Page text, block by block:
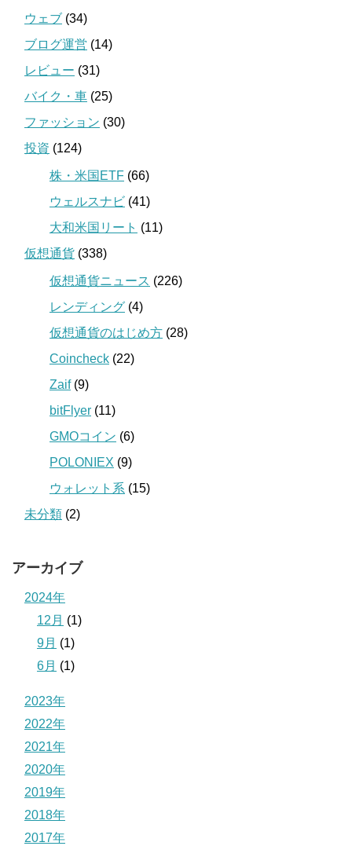
ウェブ (34)
ブログ運営 (14)
レビュー (31)
バイク・車 (25)
ファッション (30)
投資 (124)
株・米国ETF (66)
ウェルスナビ (41)
大和米国リート (11)
仮想通貨 (338)
仮想通貨ニュース (226)
レンディング (4)
仮想通貨のはじめ方 (28)
Coincheck (22)
Zaif(9)
bitFlyer (11)
GMOコイン (6)
POLONIEX (9)
ウォレット系 (15)
未分類 (2)
アーカイブ
2024年
12月 (1)
9月 (1)
6月 (1)
2023年
2022年
2021年
2020年
2019年
2018年
2017年